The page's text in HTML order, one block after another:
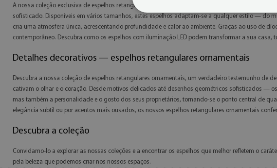
A nossa coleção exclusiva de espelhos retangulares com iluminação LED combina tecnologia
sofisticado. Disponíveis em vários tamanhos, estes espelhos adaptam-se a qualquer estilo — do
cria uma atmosfera única, acrescentando profundidade e calor ao ambiente. Graças ao uso de
contemporâneo. Descubra como os espelhos com iluminação LED podem transformar a sua
Detalhes decorativos — espelhos retangulares ornamentais
Descubra a nossa coleção de espelhos retangulares ornamentais, um verdadeiro testemunho de
cativam o olhar e o coração. Desde motivos delicados até desenhos geométricos sofisticados —
mas também a personalidade e o gosto dos seus proprietários, tornando-se o ponto central de
elegância subtil ou por acentos mais ousados, os nossos espelhos retangulares ornamentais
Descubra a coleção
Convidamo-lo a explorar as nossas coleções e a encontrar os espelhos que melhor refletem o
pela beleza que podemos criar nos nossos espaços.